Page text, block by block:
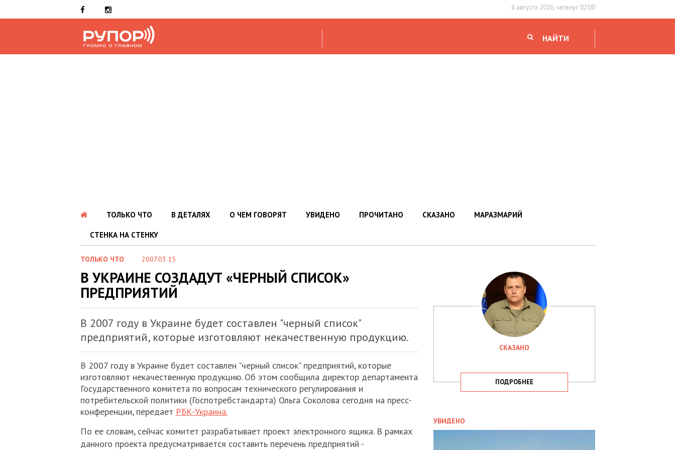
6 августа 2026, четверг 02:00
НАЙТИ
ТОЛЬКО ЧТО В ДЕТАЛЯХ О ЧЕМ ГОВОРЯТ УВИДЕНО ПРОЧИТАНО СКАЗАНО МАРАЗМАРИЙ
СТЕНКА НА СТЕНКУ
ТОЛЬКО ЧТО 2007.03.15
В УКРАИНЕ СОЗДАДУТ «ЧЕРНЫЙ СПИСОК»
ПРЕДПРИЯТИЙ
В 2007 году в Украине будет составлен "черный список"
предприятий, которые изготовляют некачественную продукцию.
В 2007 году в Украине будет составлен "черный список" предприятий, которые
изготовляют некачественную продукцию. Об этом сообщила директор департамента
Государственного комитета по вопросам технического регулирования и
потребительской политики (Госпотребстандарта) Ольга Соколова сегодня на пресс-
конференции, передает РБК-Украина.
По ее словам, сейчас комитет разрабатывает проект электронного ящика. В рамках
данного проекта предусматривается составить перечень предприятий -
СКАЗАНО
ПОДРОБНЕЕ
УВИДЕНО
ЗАТРИМАЛА